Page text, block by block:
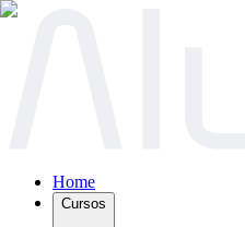
Home
Cursos